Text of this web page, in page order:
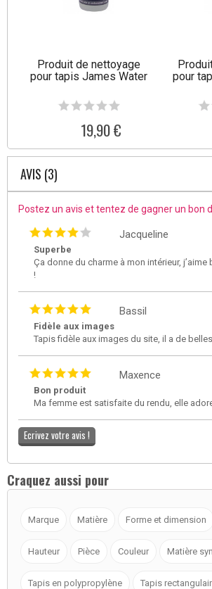
Produit de nettoyage
pour tapis James Water
19,90 €
pour
AVIS (3)
Postez un avis et tentez de gagner un bon
Jacqueline
Superbe
Ça donne du charme à mon intérieur, j’aime
!
Bassil
Fidèle aux images
Tapis fidèle aux images du site, il a de
Maxence
Bon produit
Ma femme est satisfaite du rendu, elle
Ecrivez votre avis !
Craquez aussi pour
Marque Matière Forme et dimension
Hauteur Pièce Couleur Matière
Tapis en polypropylène Tapis